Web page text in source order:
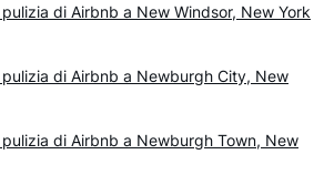
di Airbnb a New Windsor, New York
di Airbnb a Newburgh City, New
di Airbnb a Newburgh Town, New